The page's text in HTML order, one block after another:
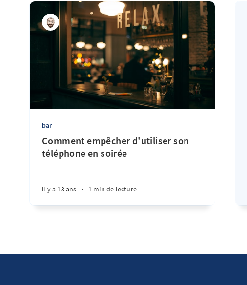
bar
Comment empêcher d'utiliser son
téléphone en soirée
il y a 13 ans • 1 min de lecture